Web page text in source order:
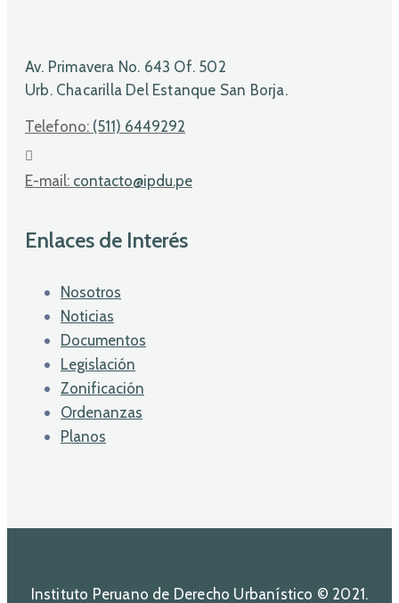
Av. Primavera No. 643 Of. 502
Urb. Chacarilla Del Estanque San Borja.
Telefono: (511) 6449292
E-mail: contacto@ipdu.pe
Enlaces de Interés
Nosotros
Noticias
Documentos
Legislación
Zonificación
Ordenanzas
Planos
Instituto Peruano de Derecho Urbanístico © 2021.